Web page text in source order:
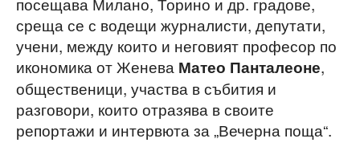
среща се с водещи журналисти, депутати,
учени, между които и неговият професор по
икономика от Женева Матео Панталеоне,
общественици, участва в събития и
разговори, които отразява в своите
репортажи и интервюта за „Вечерна поща“.